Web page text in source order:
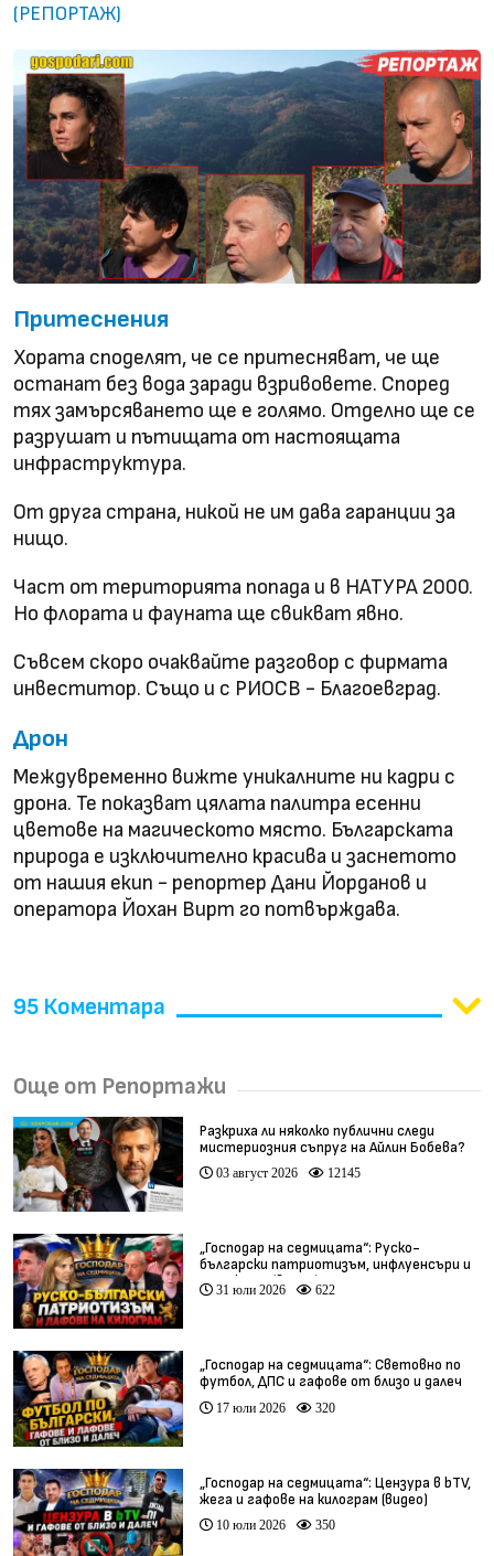
(РЕПОРТАЖ)
Притеснения
Хората споделят, че се притесняват, че ще
останат без вода заради взривовете. Според
тях замърсяването ще е голямо. Отделно ще се
разрушат и пътищата от настоящата
инфраструктура.
От друга страна, никой не им дава гаранции за
нищо.
Част от територията попада и в НАТУРА 2000.
Но флората и фауната ще свикват явно.
Съвсем скоро очаквайте разговор с фирмата
инвеститор. Също и с РИОСВ - Благоевград.
Дрон
Междувременно вижте уникалните ни кадри с
дрона. Те показват цялата палитра есенни
цветове на магическото място. Българската
природа е изключително красива и заснетото
от нашия екип - репортер Дани Йорданов и
оператора Йохан Вирт го потвърждава.
95 Коментара
Още от Репортажи
Разкриха ли няколко публични следи
мистериозния съпруг на Айлин Бобева?
03 август 2026 12145
„Господар на седмицата“: Руско-
български патриотизъм, инфлуенсъри и
тарикати (видео)
31 юли 2026 622
„Господар на седмицата“: Световно по
футбол, ДПС и гафове от близо и далеч
17 юли 2026 320
„Господар на седмицата“: Цензура в bTV,
жега и гафове на килограм (видео)
10 юли 2026 350